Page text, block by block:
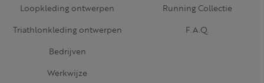
Loopkleding ontwerpen
Triathlonkleding ontwerpen
Bedrijven
Werkwijze
Running Collectie
F.A.Q.